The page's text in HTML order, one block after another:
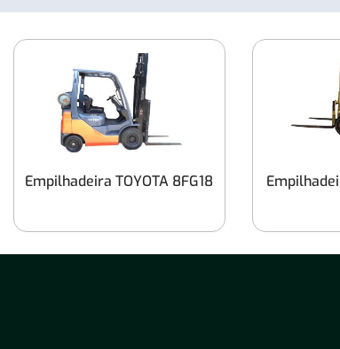
Empilhadeira TOYOTA 8FG18